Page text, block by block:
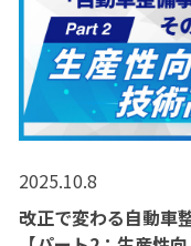
2025.10.8
改正で変わる自動車